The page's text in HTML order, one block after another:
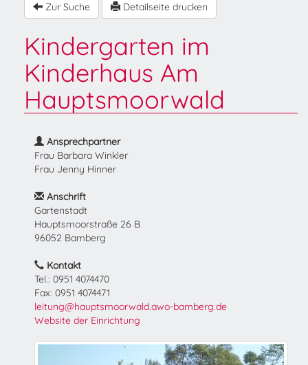
Zur Suche Detailseite drucken
Kindergarten im
Kinderhaus Am
Hauptsmoorwald
Ansprechpartner
Frau Barbara Winkler
Frau Jenny Hinner
Anschrift
Gartenstadt
Hauptsmoorstraße 26 B
96052 Bamberg
Kontakt
Tel.: 0951 4074470
Fax: 0951 4074471
leitung@hauptsmoorwald.awo-bamberg.de
Website der Einrichtung